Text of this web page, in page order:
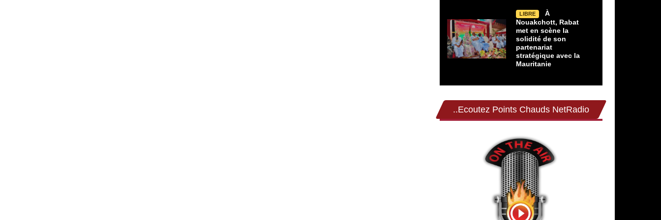
LIBRE
À
Nouakchott, Rabat
met en scène la
solidité de son
partenariat
stratégique avec la
Mauritanie
..Ecoutez Points Chauds NetRadio